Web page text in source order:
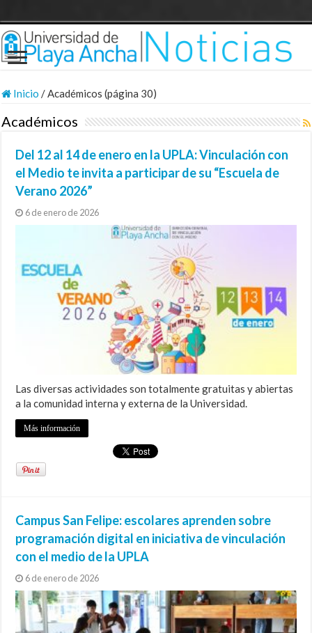
Inicio /Académicos (página 30)
Académicos
Del 12 al 14 de enero en la UPLA: Vinculación con
el Medio te invita a participar de su “Escuela de
Verano 2026”
6 de enero de 2026
Las diversas actividades son totalmente gratuitas y abiertas
a la comunidad interna y externa de la Universidad.
Más información
Campus San Felipe: escolares aprenden sobre
programación digital en iniciativa de vinculación
con el medio de la UPLA
6 de enero de 2026